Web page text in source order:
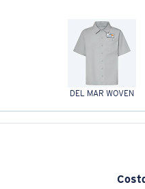
DEL MAR WOVEN